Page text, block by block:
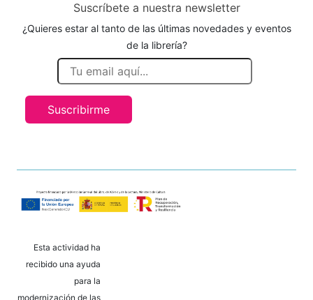
Suscríbete a nuestra newsletter
¿Quieres estar al tanto de las últimas novedades y eventos
de la librería?
Suscribirme
Esta actividad ha
recibido una ayuda
para la
modernización de las